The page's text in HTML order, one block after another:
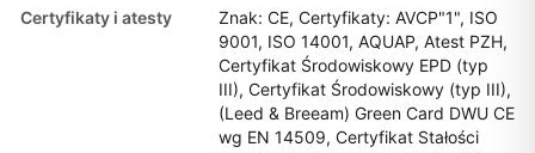
Certyfikaty i atesty
Znak: CE, Certyfikaty: AVCP"1", ISO
9001, ISO 14001, AQUAP, Atest PZH,
Certyfikat Środowiskowy EPD (typ
III), Certyfikat Środowiskowy (typ III),
(Leed & Breeam) Green Card DWU CE
wg EN 14509, Certyfikat Stałości